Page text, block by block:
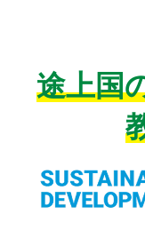
途上国